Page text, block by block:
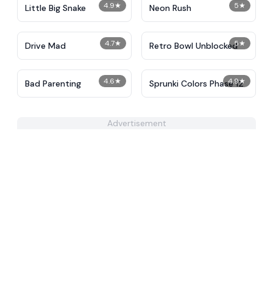
4.9★
Little Big Snake 5★
Neon Rush
4.7★
Drive Mad 5★
Retro Bowl Unblocked
4.6★
Bad Parenting 4.9★
Sprunki Colors Phase 12
Advertisement